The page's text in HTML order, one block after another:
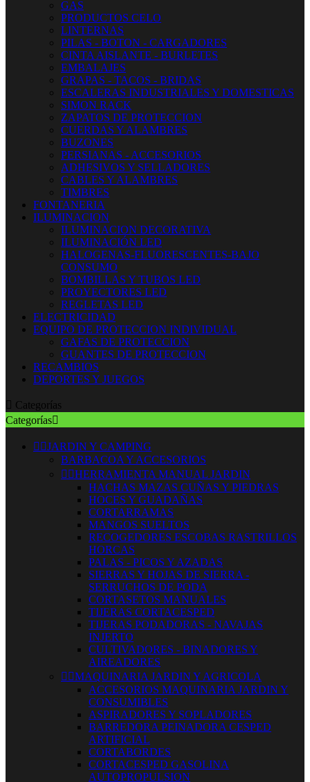
GAS
PRODUCTOS CELO
LINTERNAS
PILAS - BOTON - CARGADORES
CINTA AISLANTE - BURLETES
EMBALAJES
GRAPAS - TACOS - BRIDAS
ESCALERAS INDUSTRIALES Y DOMESTICAS
SIMON RACK
ZAPATOS DE PROTECCION
CUERDAS Y ALAMBRES
BUZONES
PERSIANAS - ACCESORIOS
ADHESIVOS Y SELLADORES
CABLES Y ALAMBRES
TIMBRES
FONTANERIA
ILUMINACION
ILUMINACION DECORATIVA
ILUMINACIÓN LED
HALOGENAS-FLUORESCENTES-BAJO
CONSUMO
BOMBILLAS Y TUBOS LED
PROYECTORES LED
REGLETAS LED
ELECTRICIDAD
EQUIPO DE PROTECCION INDIVIDUAL
GAFAS DE PROTECCION
GUANTES DE PROTECCION
RECAMBIOS
DEPORTES Y JUEGOS
 Categorías
Categorías
 JARDIN Y CAMPING
BARBACOA Y ACCESORIOS
 HERRAMIENTA MANUAL JARDIN
HACHAS MAZAS CUÑAS Y PIEDRAS
HOCES Y GUADAÑAS
CORTARRAMAS
MANGOS SUELTOS
RECOGEDORES ESCOBAS RASTRILLOS
HORCAS
PALAS - PICOS Y AZADAS
SIERRAS Y HOJAS DE SIERRA -
SERRUCHOS DE PODA
CORTASETOS MANUALES
TIJERAS CORTACESPED
TIJERAS PODADORAS - NAVAJAS
INJERTO
CULTIVADORES - BINADORES Y
AIREADORES
 MAQUINARIA JARDIN Y AGRICOLA
ACCESORIOS MAQUINARIA JARDIN Y
CONSUMIBLES
ASPIRADORES Y SOPLADORES
BARREDORA PEINADORA CESPED
ARTIFICIAL
CORTABORDES
CORTACESPED GASOLINA
AUTOPROPULSION